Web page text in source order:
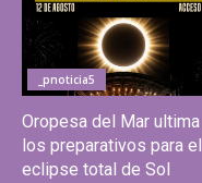
_pnoticia5
Oropesa del Mar ultima
los preparativos para el
eclipse total de Sol